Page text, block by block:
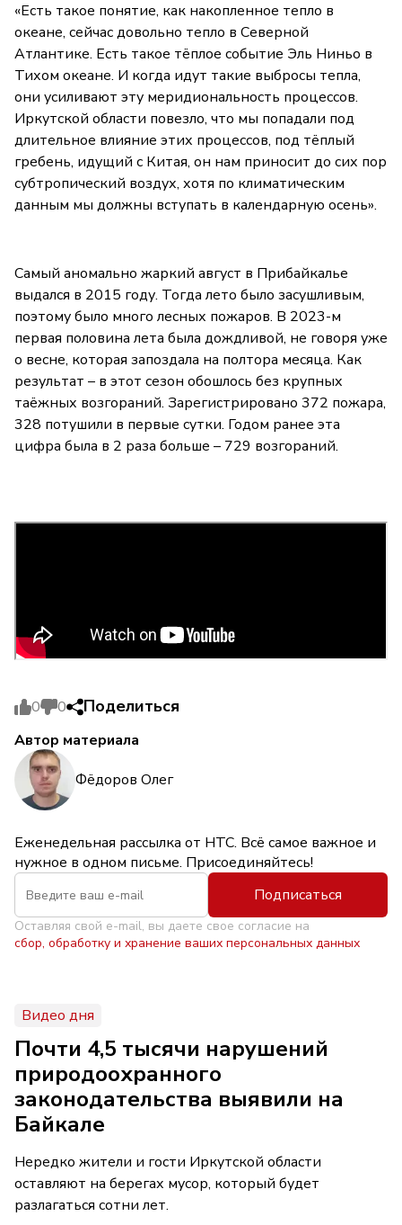
«Есть такое понятие, как накопленное тепло в
океане, сейчас довольно тепло в Северной
Атлантике. Есть такое тёплое событие Эль Ниньо в
Тихом океане. И когда идут такие выбросы тепла,
они усиливают эту меридиональность процессов.
Иркутской области повезло, что мы попадали под
длительное влияние этих процессов, под тёплый
гребень, идущий с Китая, он нам приносит до сих пор
субтропический воздух, хотя по климатическим
данным мы должны вступать в календарную осень».
Самый аномально жаркий август в Прибайкалье
выдался в 2015 году. Тогда лето было засушливым,
поэтому было много лесных пожаров. В 2023-м
первая половина лета была дождливой, не говоря уже
о весне, которая запоздала на полтора месяца. Как
результат – в этот сезон обошлось без крупных
таёжных возгораний. Зарегистрировано 372 пожара,
328 потушили в первые сутки. Годом ранее эта
цифра была в 2 раза больше – 729 возгораний.
0 0 Поделиться
Автор материала
Фёдоров Олег
Еженедельная рассылка от НТС. Всё самое важное и
нужное в одном письме. Присоединяйтесь!
Подписаться
Оставляя свой e-mail, вы даете свое согласие на
сбор, обработку и хранение ваших персональных данных
Видео дня
Почти 4,5 тысячи нарушений
природоохранного
законодательства выявили на
Байкале
Нередко жители и гости Иркутской области
оставляют на берегах мусор, который будет
разлагаться сотни лет.